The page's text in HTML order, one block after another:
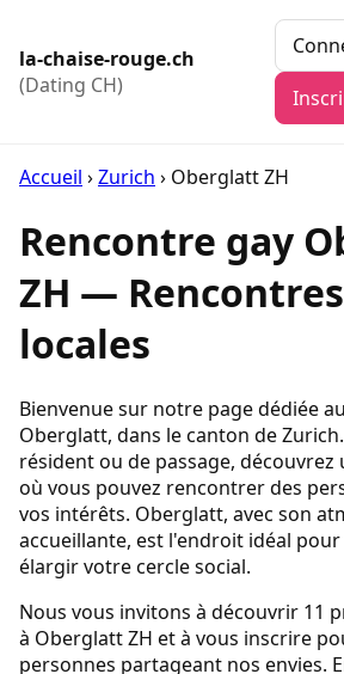
la-chaise-rouge.ch
(Dating CH)
Accueil ›Zurich › Oberglatt ZH
Rencontre gay
ZH —
locales
Bienvenue sur notre page dédiée
Oberglatt, dans le canton de
résident ou de passage, découvrez
où vous pouvez rencontrer des
vos intérêts. Oberglatt, avec son
accueillante, est l'endroit idéal
élargir votre cercle social.
Nous vous invitons à découvrir 11
à Oberglatt ZH et à vous inscrire
personnes partageant nos envies.